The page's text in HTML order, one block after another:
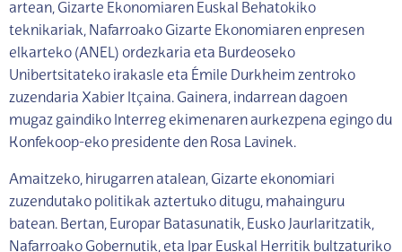
artean, Gizarte Ekonomiaren Euskal Behatokiko
teknikariak, Nafarroako Gizarte Ekonomiaren enpresen
elkarteko (ANEL) ordezkaria eta Burdeoseko
Unibertsitateko irakasle eta Émile Durkheim zentroko
zuzendaria Xabier Itçaina. Gainera, indarrean dagoen
mugaz gaindiko Interreg ekimenaren aurkezpena egingo du
Konfekoop-eko presidente den Rosa Lavinek.
Amaitzeko, hirugarren atalean, Gizarte ekonomiari
zuzendutako politikak aztertuko ditugu, mahainguru
batean. Bertan, Europar Batasunatik, Eusko Jaurlaritzatik,
Nafarroako Gobernutik, eta Ipar Euskal Herritik bultzaturiko